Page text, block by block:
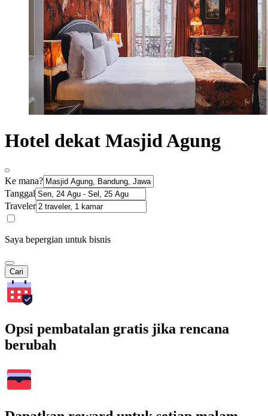
Hotel dekat Masjid Agung
Ke mana?
Tanggal
Traveler
Saya bepergian untuk bisnis
Cari
Opsi pembatalan gratis jika rencana
berubah